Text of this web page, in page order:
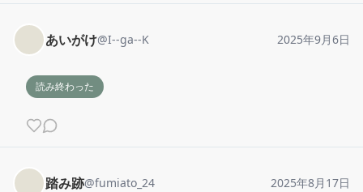
あいがけ@I--ga--K 2025年9月6日
読み終わった
踏み跡@fumiato_24 2025年8月17日